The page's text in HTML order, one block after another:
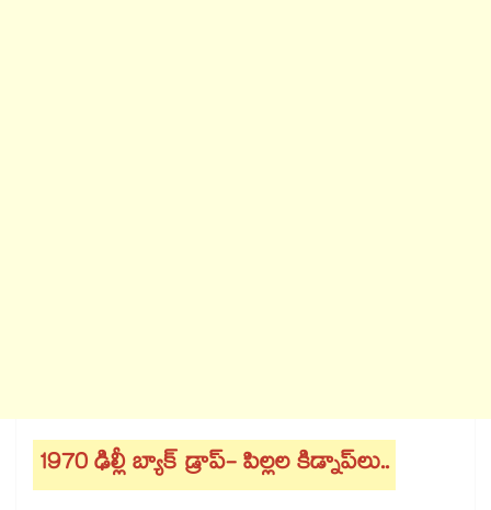
1970 ఢిల్లీ బ్యాక్ డ్రాప్- పిల్లల కిడ్నాప్‌లు..